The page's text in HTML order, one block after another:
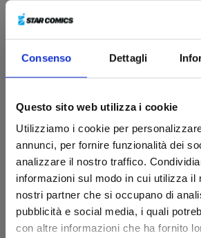
Consenso Dettagli
Questo sito web utilizza i cookie
Utilizziamo i cookie per
annunci, per fornire funzionalità dei
analizzare il nostro traffico.
informazioni sul modo in cui utilizza il
nostri partner che si occupano di
pubblicità e social media, i quali
con altre informazioni che ha fornito